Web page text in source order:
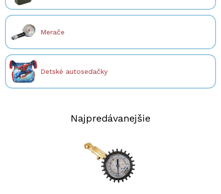
Merače
Detské autosedačky
Najpredávanejšie